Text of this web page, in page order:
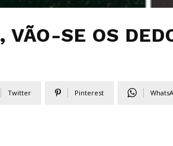
SE OS
Twitter Pinterest